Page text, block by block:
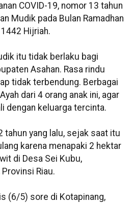
COVID-19, nomor 13 tahun
Mudik pada Bulan Ramadhan
Hijriah.
itu tidak berlaku bagi
Asahan. Rasa rindu
tidak terbendung. Berbagai
dari 4 orang anak ini, agar
dengan keluarga tercinta.
tahun yang lalu, sejak saat itu
karena menapaki 2 hektar
di Desa Sei Kubu,
Riau.
(6/5) sore di Kotapinang,